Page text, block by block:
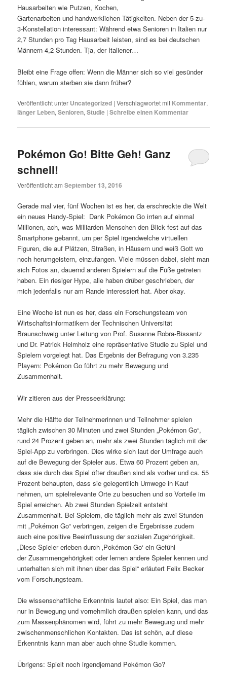
Hausarbeiten wie Putzen, Kochen,
Gartenarbeiten und handwerklichen Tätigkeiten. Neben der 5-zu-
3-Konstellation interessant: Während etwa Senioren in Italien nur
2,7 Stunden pro Tag Hausarbeit leisten, sind es bei deutschen
Männern 4,2 Stunden. Tja, der Italiener…
Bleibt eine Frage offen: Wenn die Männer sich so viel gesünder
fühlen, warum sterben sie dann früher?
Veröffentlicht unter Uncategorized |Verschlagwortet mit Kommentar,
länger Leben,Senioren,Studie |Schreibe einen Kommentar
Pokémon Go! Bitte Geh! Ganz
schnell!
Veröffentlicht amSeptember 13, 2016
Gerade mal vier, fünf Wochen ist es her, da erschreckte die Welt
ein neues Handy-Spiel: Dank Pokémon Go irrten auf einmal
Millionen, ach, was Milliarden Menschen den Blick fest auf das
Smartphone gebannt, um per Spiel irgendwelche virtuellen
Figuren, die auf Plätzen, Straßen, in Häusern und weiß Gott wo
noch herumgeistern, einzufangen. Viele müssen dabei, sieht man
sich Fotos an, dauernd anderen Spielern auf die Füße getreten
haben. Ein riesiger Hype, alle haben drüber geschrieben, der
mich jedenfalls nur am Rande interessiert hat. Aber okay.
Eine Woche ist nun es her, dass ein Forschungsteam von
Wirtschaftsinformatikern der Technischen Universität
Braunschweig unter Leitung von Prof. Susanne Robra-Bissantz
und Dr. Patrick Helmholz eine repräsentative Studie zu Spiel und
Spielern vorgelegt hat. Das Ergebnis der Befragung von 3.235
Playern: Pokémon Go führt zu mehr Bewegung und
Zusammenhalt.
Wir zitieren aus der Presseerklärung:
Mehr die Hälfte der Teilnehmerinnen und Teilnehmer spielen
täglich zwischen 30 Minuten und zwei Stunden „Pokémon Go“,
rund 24 Prozent geben an, mehr als zwei Stunden täglich mit der
Spiel-App zu verbringen. Dies wirke sich laut der Umfrage auch
auf die Bewegung der Spieler aus. Etwa 60 Prozent geben an,
dass sie durch das Spiel öfter draußen sind als vorher und ca. 55
Prozent behaupten, dass sie gelegentlich Umwege in Kauf
nehmen, um spielrelevante Orte zu besuchen und so Vorteile im
Spiel erreichen. Ab zwei Stunden Spielzeit entsteht
Zusammenhalt. Bei Spielern, die täglich mehr als zwei Stunden
mit „Pokémon Go“ verbringen, zeigen die Ergebnisse zudem
auch eine positive Beeinflussung der sozialen Zugehörigkeit.
„Diese Spieler erleben durch ‚Pokémon Go‘ ein Gefühl
der Zusammengehörigkeit oder lernen andere Spieler kennen und
unterhalten sich mit ihnen über das Spiel“ erläutert Felix Becker
vom Forschungsteam.
Die wissenschaftliche Erkenntnis lautet also: Ein Spiel, das man
nur in Bewegung und vornehmlich draußen spielen kann, und das
zum Massenphänomen wird, führt zu mehr Bewegung und mehr
zwischenmenschlichen Kontakten. Das ist schön, auf diese
Erkenntnis kann man aber auch ohne Studie kommen.
Übrigens: Spielt noch irgendjemand Pokémon Go?